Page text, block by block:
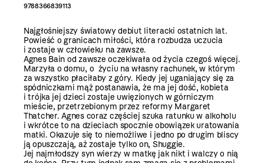
9788366839113
Najgłośniejszy światowy debiut literacki ostatnich lat.
Powieść o granicach miłości, która rozbudza uczucia
i zostaje w człowieku na zawsze.
Agnes Bain od zawsze oczekiwała od życia czegoś więcej.
Marzyła o domu, o życiu na własny rachunek, w którym
za wszystko płaciłaby z góry. Kiedy jej uganiający się za
spódniczkami mąż postanawia, że ma jej dość, kobieta
i trójka jej dzieci zostaje uwięzionych w górniczym
mieście, przetrzebionym przez reformy Margaret
Thatcher. Agnes coraz częściej szuka ratunku w alkoholu
i wkrótce to na dzieciach spocznie obowiązek uratowania
matki. Okazuje się to niemożliwe i jedno po drugim bliscy
ją opuszczają, aż zostaje tylko on, Shuggie.
Jej najmłodszy syn wierzy w matkę jak nikt i walczy o nią